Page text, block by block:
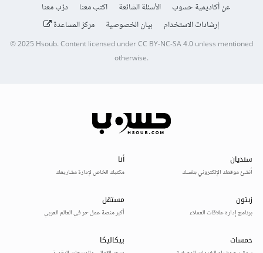
عن أكاديمية حسوب الأسئلة الشائعة اكتب معنا
درّب معنا
إرشادات الاستخدام
بيان الخصوصية مركز المساعدة
© 2025Hsoub.Content licensed underCC BY-NC-SA 4.0unless mentioned
otherwise.